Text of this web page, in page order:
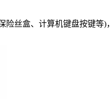
丝盒、计算机键盘按键等)